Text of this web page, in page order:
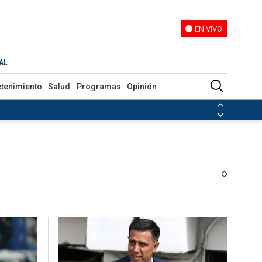
EN VIVO
Salud Programas Opinión
Venezuela Nicolás Maduro
de las FARC